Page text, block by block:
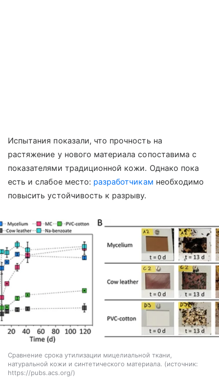
Испытания показали, что прочность на
растяжение у нового материала сопоставима с
показателями традиционной кожи. Однако пока
есть и слабое место: разработчикам необходимо
повысить устойчивость к разрыву.
Сравнение срока утилизации мицелиальной ткани,
натуральной кожи и синтетического материала.
источник:
https://pubs.acs.org/